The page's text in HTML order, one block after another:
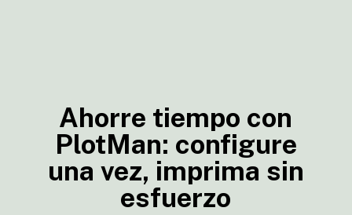
Ahorre tiempo con
PlotMan: configure
una vez, imprima sin
esfuerzo